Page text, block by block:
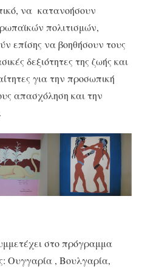
να κατανοήσουν
πολιτισμών,
επίσης να βοηθήσουν τους
δεξιότητες της ζωής και
για την προσωπική
απασχόληση και την
στο πρόγραμμα
Ουγγαρία , Βουλγαρία,